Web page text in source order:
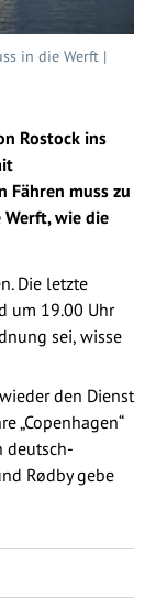
in die Werft |
Rostock ins
Fähren muss zu
wie die
Die letzte
um 19.00 Uhr
sei, wisse
den Dienst
„Copenhagen“
deutsch-
Rødby gebe